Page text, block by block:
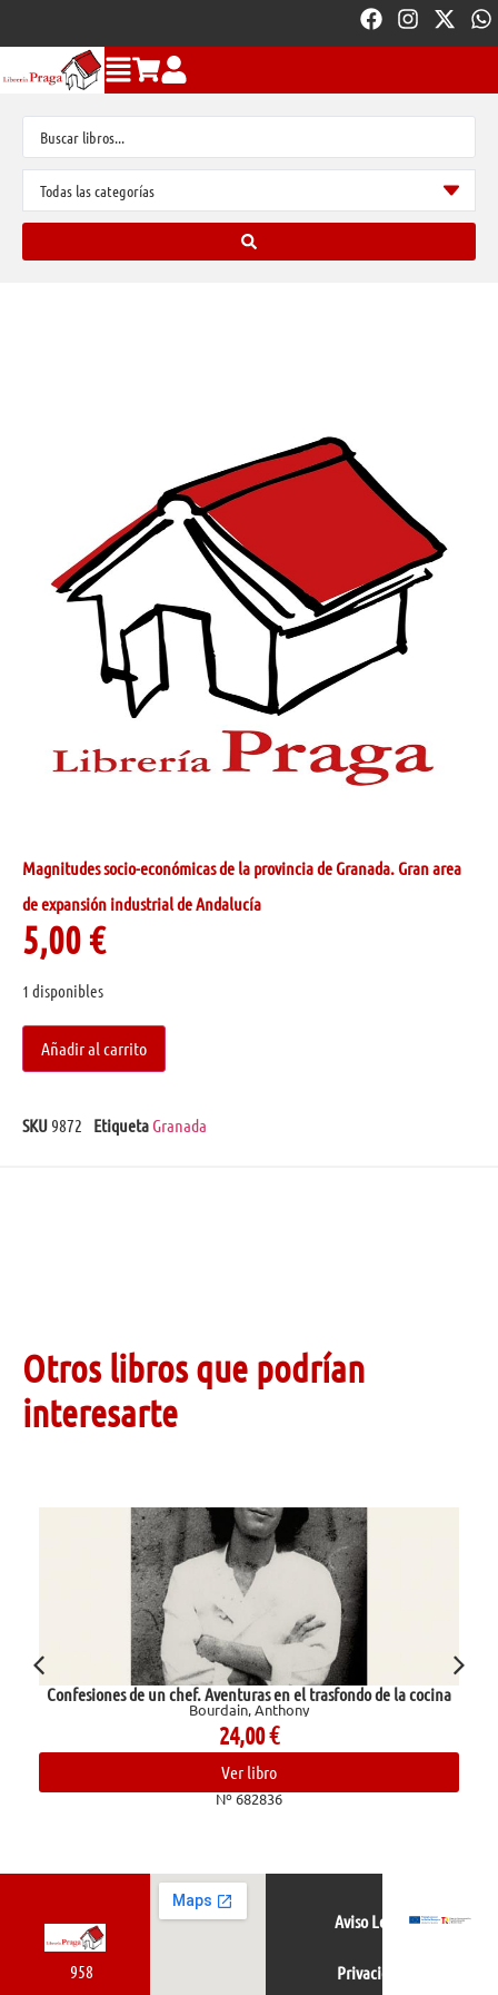
Magnitudes socio-económicas de la provincia de Granada. Gran area
de expansión industrial de Andalucía
5,00€
1 disponibles
Añadir al carrito
SKU 9872 Etiqueta Granada
Otros libros que podrían
interesarte
Aventuras en el trasfondo de la cocina
Nº 682836
958
Aviso Legal
Privacidad